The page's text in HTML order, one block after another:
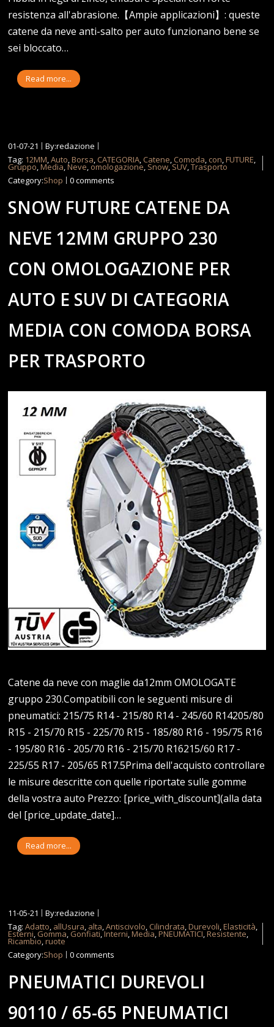
resistenza all'abrasione.【Ampie applicazioni】: queste
catene da neve anti-salto per auto funzionano bene se
sei bloccato…
Read more...
01-07-21
By:redazione
Tag: 12MM,Auto,Borsa, CATEGORIA, Catene, Comoda, con,FUTURE,
Gruppo,Media,Neve, omologazione, Snow,SUV,Trasporto
Category:Shop 0 comments
SNOW FUTURE CATENE DA
NEVE 12MM GRUPPO 230
CON OMOLOGAZIONE PER
AUTO E SUV DI CATEGORIA
MEDIA CON COMODA BORSA
PER TRASPORTO
Catene da neve con maglie da12mm OMOLOGATE
gruppo 230.Compatibili con le seguenti misure di
pneumatici: 215/75 R14 - 215/80 R14 - 245/60 R14205/80
R15 - 215/70 R15 - 225/70 R15 - 185/80 R16 - 195/75 R16
- 195/80 R16 - 205/70 R16 - 215/70 R16215/60 R17 -
225/55 R17 - 205/65 R17.5Prima dell'acquisto controllare
le misure descritte con quelle riportate sulle gomme
della vostra auto Prezzo: [price_with_discount](alla data
del [price_update_date]…
Read more...
11-05-21
By:redazione
Tag:Adatto, allUsura, alta,Antiscivolo, Cilindrata,Durevoli,Elasticità,
Esterni, Gomma, Gonfiati,Interni,Media,PNEUMATICI,Resistente,
Ricambio,ruote
Category:Shop 0 comments
PNEUMATICI DUREVOLI
90110 / 65-65 PNEUMATICI